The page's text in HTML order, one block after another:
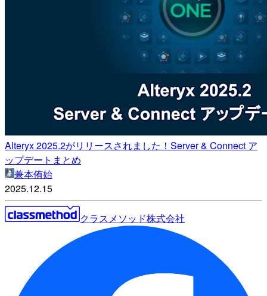
Alteryx 2025.2がリリースされました！Server & Connect ア
ップデートまとめ
兼本侑始
2025.12.15
クラスメソッド株式会社